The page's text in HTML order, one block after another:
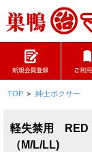
TOP > 紳士ボクサー
軽失禁用 RED
（M/L/LL)